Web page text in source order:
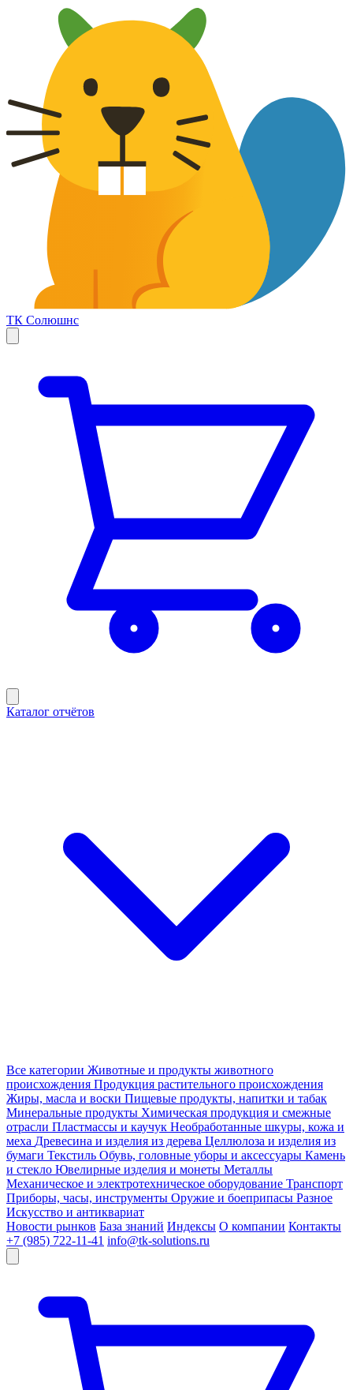
ТК Солюшнс
Каталог отчётов
Все категории Животные и продукты животного
происхождения Продукция растительного происхождения
Жиры, масла и воски Пищевые продукты, напитки и табак
Минеральные продукты Химическая продукция и смежные
отрасли Пластмассы и каучук Необработанные шкуры, кожа и
меха Древесина и изделия из дерева Целлюлоза и изделия из
бумаги Текстиль Обувь, головные уборы и аксессуары Камень
и стекло Ювелирные изделия и монеты Металлы
Механическое и электротехническое оборудование Транспорт
Приборы, часы, инструменты Оружие и боеприпасы Разное
Искусство и антиквариат
Новости рынков База знаний Индексы О компании Контакты
+7 (985) 722-11-41 info@tk-solutions.ru